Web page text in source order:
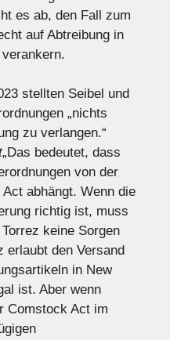
es ab, den Fall zum
auf Abtreibung in
stellten Seibel und
„nichts
zu verlangen.“
„Das bedeutet, dass
von der
abhängt. Wenn die
richtig ist, muss
keine Sorgen
erlaubt den Versand
in New
ist. Aber wenn
Comstock Act im